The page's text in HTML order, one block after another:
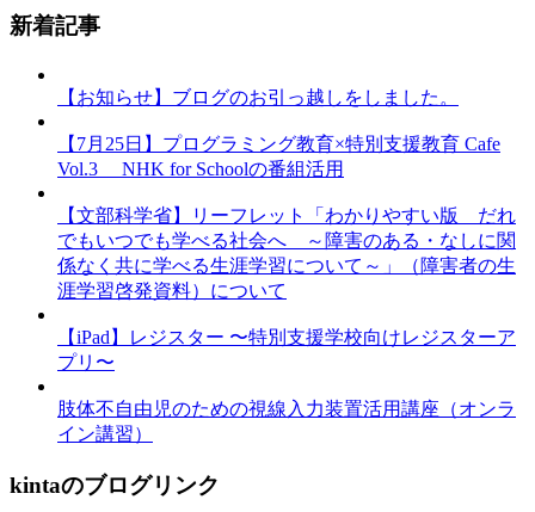
新着記事
【お知らせ】ブログのお引っ越しをしました。
【7月25日】プログラミング教育×特別支援教育 Cafe
Vol.3 NHK for Schoolの番組活用
【文部科学省】リーフレット「わかりやすい版 だれ
でもいつでも学べる社会へ ～障害のある・なしに関
係なく共に学べる生涯学習について～」（障害者の生
涯学習啓発資料）について
【iPad】レジスター 〜特別支援学校向けレジスターア
プリ〜
肢体不自由児のための視線入力装置活用講座（オンラ
イン講習）
kintaのブログリンク